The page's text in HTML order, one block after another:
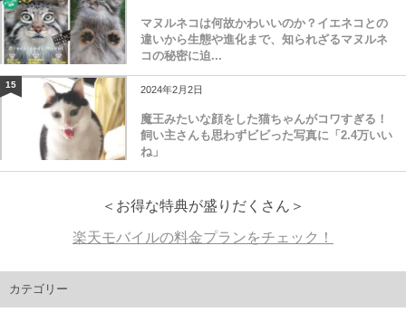
マヌルネコは何故かわいいのか？イエネコとの
違いから生態や進化まで、知られざるマヌルネ
コの秘密に迫...
15 2024年2月2日
魔王みたいな顔をした猫ちゃんがコワすぎる！
飼い主さんも思わずビビった写真に「2.4万いい
ね」
＜お得な特典が盛りだくさん＞
楽天モバイルの料金プランをチェック！
カテゴリー